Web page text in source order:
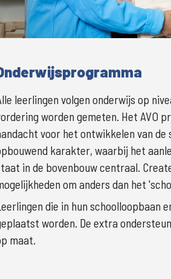
leerlingen volgen onderwijs op
worden gemeten. Het AVO
voor het ontwikkelen van
karakter, waarbij het
in de bovenbouw centraal.
om anders dan het
die in hun schoolloopbaan
worden. De extra
maat.